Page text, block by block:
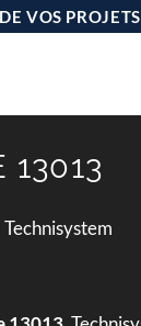
VOS
13013